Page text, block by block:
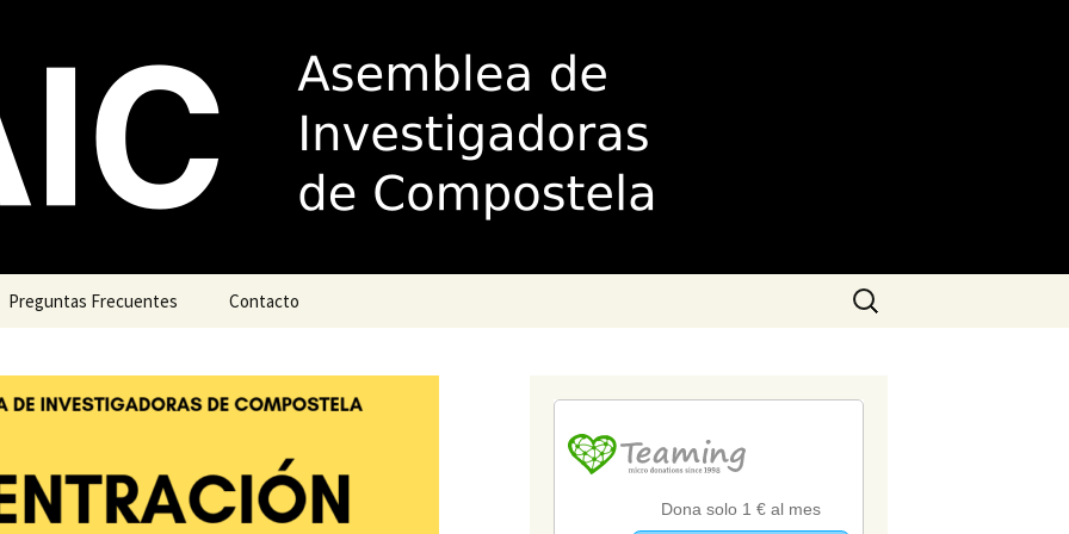
Investigadoras de
Preguntas Frecuentes
Complemento por
Guía de boas prácticas
para dirixir e/ou titorizar
teses
Contacto
Buscar: